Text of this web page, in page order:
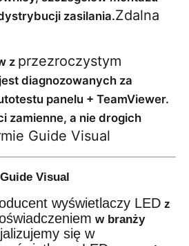
zasilania.Zdalna
z przezroczystym
jest diagnozowanych za
panelu + TeamViewer.
zamienne, a nie drogich
Guide Visual
Guide Visual
wyświetlaczy LED z
w branży
się w